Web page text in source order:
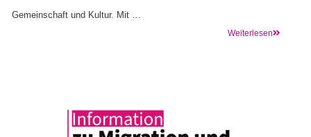
Gemeinschaft und Kultur. Mit …
Weiterlesen